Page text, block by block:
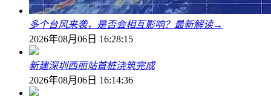
多个台风来袭，是否会相互影响？最新解读→
2026年08月06日 16:28:15
新建深圳西丽站首桩浇筑完成
2026年08月06日 16:14:36